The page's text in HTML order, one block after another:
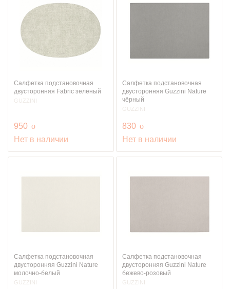
Салфетка подстановочная
двусторонняя Fabric зелёный
GUZZINI
950 руб.
o
Нет в наличии
Салфетка подстановочная
двусторонняя Guzzini Nature
чёрный
GUZZINI
830 руб.
o
Нет в наличии
Салфетка подстановочная
двусторонняя Guzzini Nature
молочно-белый
GUZZINI
Салфетка подстановочная
двусторонняя Guzzini Nature
бежево-розовый
GUZZINI